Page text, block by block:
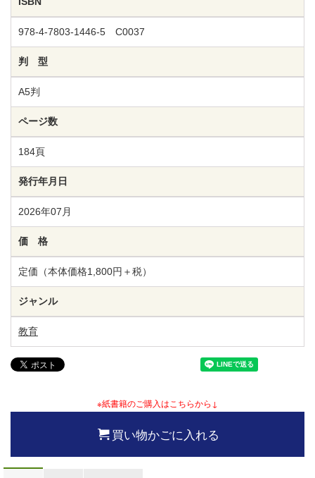
978-4-7803-1446-5 C0037
判 型
A5判
ページ数
184頁
発行年月日
2026年07月
価 格
定価（本体価格1,800円＋税）
ジャンル
教育
※紙書籍のご購入はこちらから↓
買い物かごに入れる